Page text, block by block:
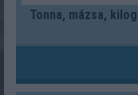
Tonna, mázsa,